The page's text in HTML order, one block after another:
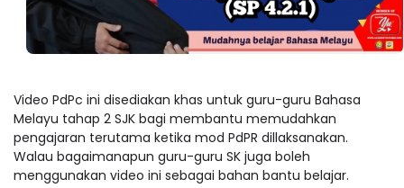
Video PdPc ini disediakan khas untuk guru-guru Bahasa
Melayu tahap 2 SJK bagi membantu memudahkan
pengajaran terutama ketika mod PdPR dillaksanakan.
Walau bagaimanapun guru-guru SK juga boleh
menggunakan video ini sebagai bahan bantu belajar.